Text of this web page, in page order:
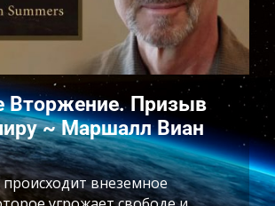
Вторжение. Призыв
~ Маршалл Виан
внеземное